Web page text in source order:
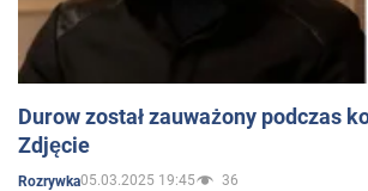
Durow został zauważony podczas
Zdjęcie
Rozrywka05.03.2025 19:45 36